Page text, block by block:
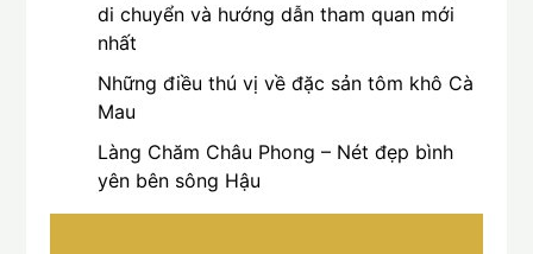
di chuyển và hướng dẫn tham quan mới
nhất
Những điều thú vị về đặc sản tôm khô Cà
Mau
Làng Chăm Châu Phong – Nét đẹp bình
yên bên sông Hậu